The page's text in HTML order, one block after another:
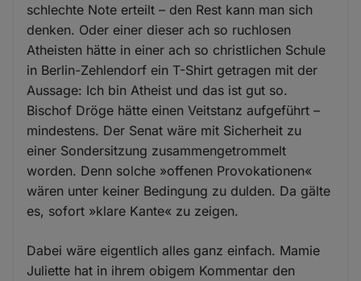
schlechte Note erteilt – den Rest kann man sich
denken. Oder einer dieser ach so ruchlosen
Atheisten hätte in einer ach so christlichen Schule
in Berlin-Zehlendorf ein T-Shirt getragen mit der
Aussage: Ich bin Atheist und das ist gut so.
Bischof Dröge hätte einen Veitstanz aufgeführt –
mindestens. Der Senat wäre mit Sicherheit zu
einer Sondersitzung zusammengetrommelt
worden. Denn solche »offenen Provokationen«
wären unter keiner Bedingung zu dulden. Da gälte
es, sofort »klare Kante« zu zeigen.
Dabei wäre eigentlich alles ganz einfach. Mamie
Juliette hat in ihrem obigem Kommentar den